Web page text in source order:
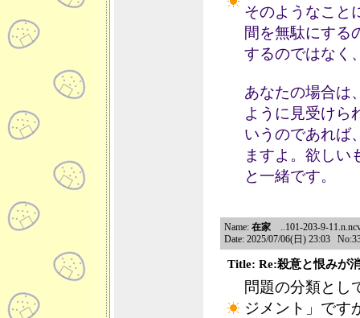
そのようなこと
間を無駄にする
するのではなく
あなたの場合は
ように見受けら
いうのであれば
ますよ。欲しい
と一緒です。
Name: 在家 ..101-203-9-
Date: 2025/07/06(日) 23:03
Title: Re:殺意と恨みが
問題の分類とし
ジメント」です